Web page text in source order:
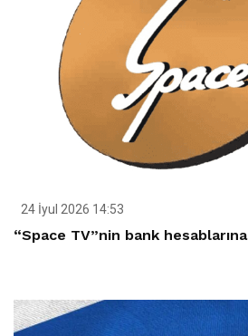
24 İyul 2026 14:53
“Space TV”nin bank